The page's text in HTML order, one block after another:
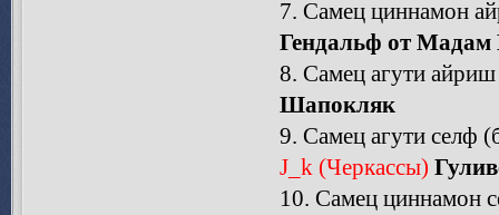
7. Самец циннамон
Гендальф от
8. Самец агути
Шапокляк
9. Самец агути селф
J_k (Черкассы)
10. Самец циннамон